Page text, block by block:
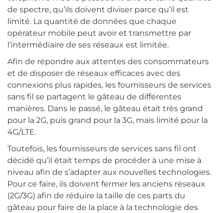
de spectre, qu’ils doivent diviser parce qu’il est
limité. La quantité de données que chaque
opérateur mobile peut avoir et transmettre par
l’intermédiaire de ses réseaux est limitée.
Afin de répondre aux attentes des consommateurs
et de disposer de réseaux efficaces avec des
connexions plus rapides, les fournisseurs de services
sans fil se partagent le gâteau de différentes
manières. Dans le passé, le gâteau était très grand
pour la 2G, puis grand pour la 3G, mais limité pour la
4G/LTE.
Toutefois, les fournisseurs de services sans fil ont
décidé qu’il était temps de procéder à une mise à
niveau afin de s’adapter aux nouvelles technologies.
Pour ce faire, ils doivent fermer les anciens réseaux
(2G/3G) afin de réduire la taille de ces parts du
gâteau pour faire de la place à la technologie des